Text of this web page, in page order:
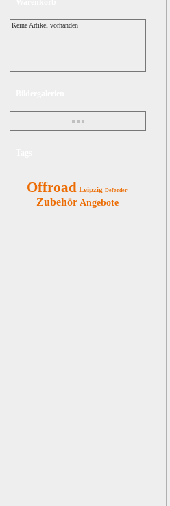
Keine Artikel vorhanden
Offroad Leipzig Defender
Zubehör Angebote